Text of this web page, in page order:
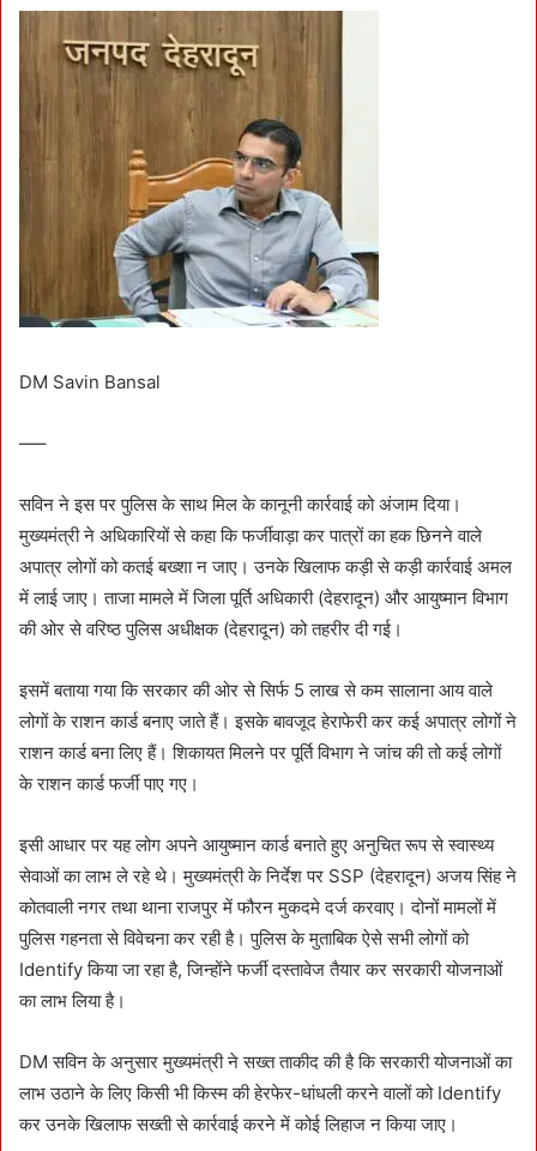
DM Savin Bansal
—–
सविन ने इस पर पुलिस के साथ मिल के कानूनी कार्रवाई को अंजाम दिया।
मुख्यमंत्री ने अधिकारियों से कहा कि फर्जीवाड़ा कर पात्रों का हक छिनने वाले
अपात्र लोगों को कतई बख्शा न जाए। उनके खिलाफ कड़ी से कड़ी कार्रवाई अमल
में लाई जाए। ताजा मामले में जिला पूर्ति अधिकारी (देहरादून) और आयुष्मान विभाग
की ओर से वरिष्ठ पुलिस अधीक्षक (देहरादून) को तहरीर दी गई।
इसमें बताया गया कि सरकार की ओर से सिर्फ 5 लाख से कम सालाना आय वाले
लोगों के राशन कार्ड बनाए जाते हैं। इसके बावजूद हेराफेरी कर कई अपात्र लोगों ने
राशन कार्ड बना लिए हैं। शिकायत मिलने पर पूर्ति विभाग ने जांच की तो कई लोगों
के राशन कार्ड फर्जी पाए गए।
इसी आधार पर यह लोग अपने आयुष्मान कार्ड बनाते हुए अनुचित रूप से स्वास्थ्य
सेवाओं का लाभ ले रहे थे। मुख्यमंत्री के निर्देश पर SSP (देहरादून) अजय सिंह ने
कोतवाली नगर तथा थाना राजपुर में फौरन मुकदमे दर्ज करवाए। दोनों मामलों में
पुलिस गहनता से विवेचना कर रही है। पुलिस के मुताबिक ऐसे सभी लोगों को
Identify किया जा रहा है, जिन्होंने फर्जी दस्तावेज तैयार कर सरकारी योजनाओं
का लाभ लिया है।
DM सविन के अनुसार मुख्यमंत्री ने सख्त ताकीद की है कि सरकारी योजनाओं का
लाभ उठाने के लिए किसी भी किस्म की हेरफेर-धांधली करने वालों को Identify
कर उनके खिलाफ सख्ती से कार्रवाई करने में कोई लिहाज न किया जाए।